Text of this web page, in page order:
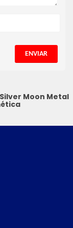
ENVIAR
Moon Metal